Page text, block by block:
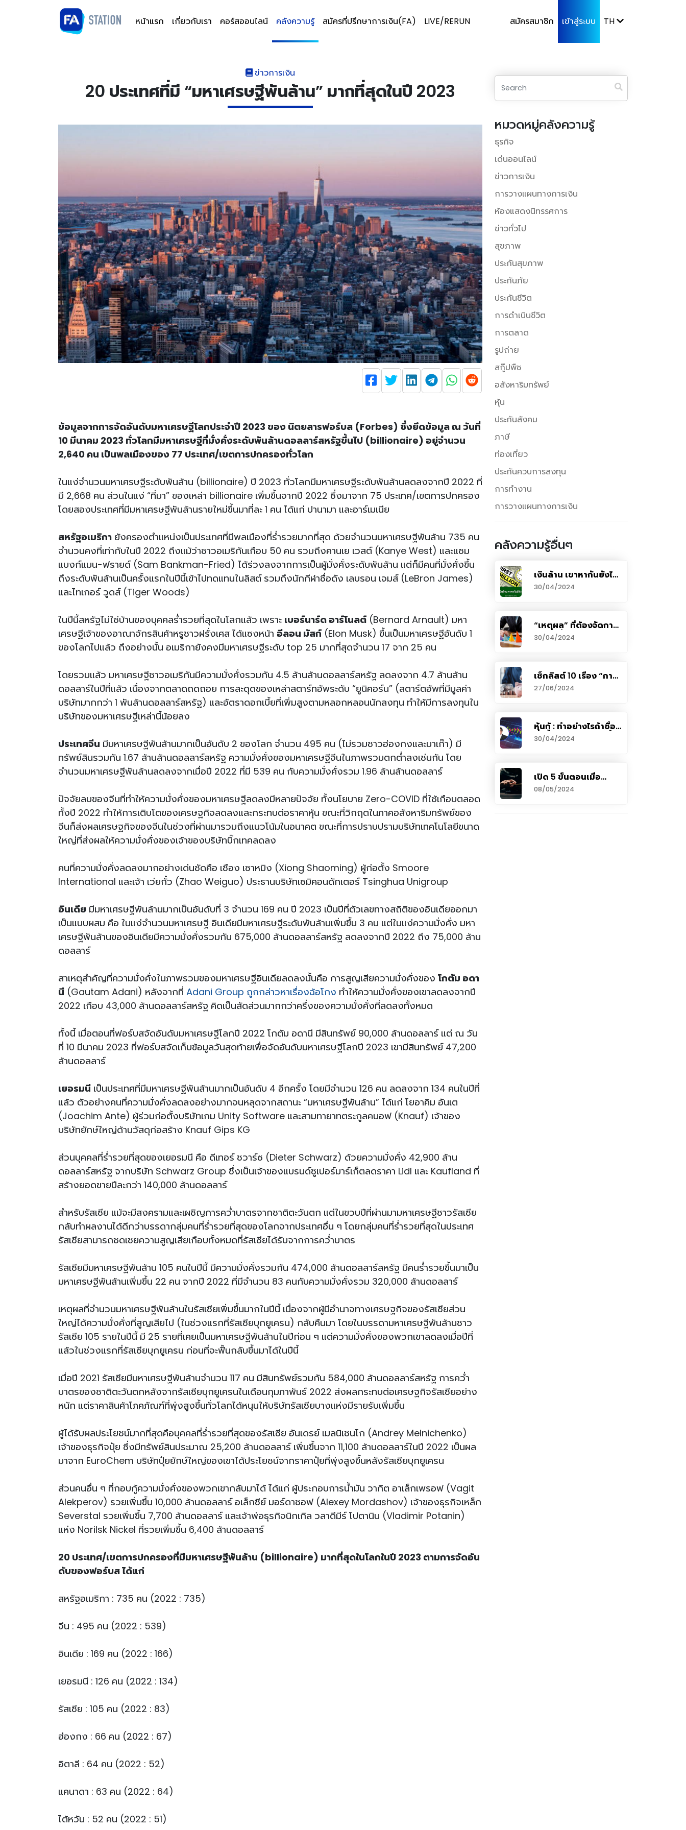
หน้าแรก เกี่ยวกับเรา คอร์สออนไลน์ คลังความรู้ สมัครที่ปรึกษาการเงิน(FA) LIVE/RERUN สมัครสมาชิก เข้าสู่ระบบ TH
ข่าวการเงิน
20 ประเทศที่มี “มหาเศรษฐีพันล้าน” มากที่สุดในปี 2023
ข้อมูลจากการจัดอันดับมหาเศรษฐีโลกประจำปี 2023 ของ นิตยสารฟอร์บส (Forbes) ซึ่งยึดข้อมูล ณ วันที่
10 มีนาคม 2023 ทั่วโลกมีมหาเศรษฐีที่มั่งคั่งระดับพันล้านดอลลาร์สหรัฐขึ้นไป (billionaire) อยู่จำนวน
2,640 คน เป็นพลเมืองของ 77 ประเทศ/เขตการปกครองทั่วโลก
ในแง่จำนวนมหาเศรษฐีระดับพันล้าน (billionaire) ปี 2023 ทั่วโลกมีมหาเศรษฐีระดับพันล้านลดลงจากปี 2022 ที่
มี 2,668 คน ส่วนในแง่ “ที่มา” ของเหล่า billionaire เพิ่มขึ้นจากปี 2022 ซึ่งมาจาก 75 ประเทศ/เขตการปกครอง
โดยสองประเทศที่มีมหาเศรษฐีพันล้านรายใหม่ขึ้นมาที่ละ 1 คน ได้แก่ ปานามา และอาร์เมเนีย
สหรัฐอเมริกา ยังครองตำแหน่งเป็นประเทศที่มีพลเมืองที่ร่ำรวยมากที่สุด ด้วยจำนวนมหาเศรษฐีพันล้าน 735 คน
จำนวนคงที่เท่ากับในปี 2022 ถึงแม้ว่าชาวอเมริกันเกือบ 50 คน รวมถึงคานเย เวสต์ (Kanye West) และแซม
แบงก์แมน-ฟรายด์ (Sam Bankman-Fried) ได้ร่วงลงจากการเป็นผู้มั่งคั่งระดับพันล้าน แต่ก็มีคนที่มั่งคั่งขึ้น
ถึงระดับพันล้านเป็นครั้งแรกในปีนี้เข้าไปทดแทนในลิสต์ รวมถึงนักกีฬาชื่อดัง เลบรอน เจมส์ (LeBron James)
และไทเกอร์ วูดส์ (Tiger Woods)
ในปีนี้สหรัฐไม่ใช่บ้านของบุคคลร่ำรวยที่สุดในโลกแล้ว เพราะ เบอร์นาร์ด อาร์โนลต์ (Bernard Arnault) มหา
เศรษฐีเจ้าของอาณาจักรสินค้าหรูชาวฝรั่งเศส ได้แซงหน้า อีลอน มัสก์ (Elon Musk) ขึ้นเป็นมหาเศรษฐีอันดับ 1
ของโลกไปแล้ว ถึงอย่างนั้น อเมริกายังคงมีมหาเศรษฐีระดับ top 25 มากที่สุดจำนวน 17 จาก 25 คน
โดยรวมแล้ว มหาเศรษฐีชาวอเมริกันมีความมั่งคั่งรวมกัน 4.5 ล้านล้านดอลลาร์สหรัฐ ลดลงจาก 4.7 ล้านล้าน
ดอลลาร์ในปีที่แล้ว เนื่องจากตลาดถดถอย การสะดุดของเหล่าสตาร์ทอัพระดับ “ยูนิคอร์น” (สตาร์ตอัพที่มี​​มูลค่า
บริษัทมากกว่า 1 พันล้านดอลลาร์สหรัฐ) และอัตราดอกเบี้ยที่เพิ่มสูงตามหลอกหลอนนักลงทุน ทำให้มีการลงทุนใน
บริษัทของมหาเศรษฐีเหล่านี้น้อยลง
ประเทศจีน มีมหาเศรษฐีพันล้านมากเป็นอันดับ 2 ของโลก จำนวน 495 คน (ไม่รวมชาวฮ่องกงและมาเก๊า) มี
ทรัพย์สินรวมกัน 1.67 ล้านล้านดอลลาร์สหรัฐ ความมั่งคั่งของมหาเศรษฐีจีนในภาพรวมตกต่ำลงเช่นกัน โดย
จำนวนมหาเศรษฐีพันล้านลดลงจากเมื่อปี 2022 ที่มี 539 คน กับความมั่งคั่งรวม 1.96 ล้านล้านดอลลาร์
ปัจจัยลบของจีนที่ทำให้ความมั่งคั่งของมหาเศรษฐีลดลงมีหลายปัจจัย ทั้งนโยบาย Zero-COVID ที่ใช้เกือบตลอด
ทั้งปี 2022 ทำให้การเติบโตของเศรษฐกิจลดลงและกระทบต่อราคาหุ้น ขณะที่วิกฤตในภาคอสังหาริมทรัพย์ของ
จีนก็ส่งผลเศรษฐกิจของจีนในช่วงที่ผ่านมารวมถึงแนวโน้มในอนาคต ขณะที่การปราบปรามบริษัทเทคโนโลยีขนาด
ใหญ่ที่ส่งผลให้ความมั่งคั่งของเจ้าของบริษัทบิ๊กเทคลดลง
คนที่ความมั่งคั่งลดลงมากอย่างเด่นชัดคือ เชือง เซาหมิง (Xiong Shaoming) ผู้ก่อตั้ง Smoore
International และเจ้า เว่ยกั๋ว (Zhao Weiguo) ประธานบริษัทเซมิคอนดักเตอร์ Tsinghua Unigroup
อินเดีย มีมหาเศรษฐีพันล้านมากเป็นอันดับที่ 3 จำนวน 169 คน ปี 2023 เป็นปีที่ตัวเลขทางสถิติของอินเดียออกมา
เป็นแบบผสม คือ ในแง่จำนวนมหาเศรษฐี อินเดียมีมหาเศรษฐีระดับพันล้านเพิ่มขึ้น 3 คน แต่ในแง่ความมั่งคั่ง มหา
เศรษฐีพันล้านของอินเดียมีความมั่งคั่งรวมกัน 675,000 ล้านดอลลาร์สหรัฐ ลดลงจากปี 2022 ถึง 75,000 ล้าน
ดอลลาร์
สาเหตุสำคัญที่ความมั่งคั่งในภาพรวมของมหาเศรษฐีอินเดียลดลงนั้นคือ การสูญเสียความมั่งคั่งของ โกตัม อดา
นี (Gautam Adani) หลังจากที่ Adani Group ถูกกล่าวหาเรื่องฉ้อโกง ทำให้ความมั่งคั่งของเขาลดลงจากปี
2022 เกือบ 43,000 ล้านดอลลาร์สหรัฐ คิดเป็นสัดส่วนมากกว่าครึ่งของความมั่งคั่งที่ลดลงทั้งหมด
ทั้งนี้ เมื่อตอนที่ฟอร์บสจัดอันดับมหาเศรษฐีโลกปี 2022 โกตัม อดานี มีสินทรัพย์ 90,000 ล้านดอลลาร์ แต่ ณ วัน
ที่ 10 มีนาคม 2023 ที่ฟอร์บสจัดเก็บข้อมูลวันสุดท้ายเพื่อจัดอันดับมหาเศรษฐีโลกปี 2023 เขามีสินทรัพย์ 47,200
ล้านดอลลาร์
เยอรมนี เป็นประเทศที่มีมหาเศรษฐีพันล้านมากเป็นอันดับ 4 อีกครั้ง โดยมีจำนวน 126 คน ลดลงจาก 134 คนในปีที่
แล้ว ตัวอย่างคนที่ความมั่งคั่งลดลงอย่างมากจนหลุดจากสถานะ “มหาเศรษฐีพันล้าน” ได้แก่ โยอาคิม อันเต
(Joachim Ante) ผู้ร่วมก่อตั้งบริษัทเกม Unity Software และสามทายาทตระกูลคนอฟ (Knauf) เจ้าของ
บริษัทยักษ์ใหญ่ด้านวัสดุก่อสร้าง Knauf Gips KG
ส่วนบุคคลที่ร่ำรวยที่สุดของเยอรมนี คือ ดีเทอร์ ชวาร์ซ (Dieter Schwarz) ด้วยความมั่งคั่ง 42,900 ล้าน
ดอลลาร์สหรัฐ จากบริษัท Schwarz Group ซึ่งเป็นเจ้าของแบรนด์ซูเปอร์มาร์เก็ตลดราคา Lidl และ Kaufland ที่
สร้างยอดขายปีละกว่า 140,000 ล้านดอลลาร์
สำหรับรัสเซีย แม้จะมีสงครามและเผชิญการคว่ำบาตรจากชาติตะวันตก แต่ในขวบปีที่ผ่านมามหาเศรษฐีชาวรัสเซีย
กลับทำผลงานได้ดีกว่าบรรดากลุ่มคนที่ร่ำรวยที่สุดของโลกจากประเทศอื่น ๆ โดยกลุ่มคนที่ร่ำรวยที่สุดในประเทศ
รัสเซียสามารถชดเชยความสูญเสียเกือบทั้งหมดที่รัสเซียได้รับจากการคว่ำบาตร
รัสเซียมีมหาเศรษฐีพันล้าน 105 คนในปีนี้ มีความมั่งคั่งรวมกัน 474,000 ล้านดอลลาร์สหรัฐ มีคนร่ำรวยขึ้นมาเป็น
มหาเศรษฐีพันล้านเพิ่มขึ้น 22 คน จากปี 2022 ที่มีจำนวน 83 คนกับความมั่งคั่งรวม 320,000 ล้านดอลลาร์
เหตุผลที่จำนวนมหาเศรษฐีพันล้านในรัสเซียเพิ่มขึ้นมากในปีนี้ เนื่องจากผู้มีอำนาจทางเศรษฐกิจของรัสเซียส่วน
ใหญ่ได้ความมั่งคั่งที่สูญเสียไป (ในช่วงแรกที่รัสเซียบุกยูเครน) กลับคืนมา โดยในบรรดามหาเศรษฐีพันล้านชาว
รัสเซีย 105 รายในปีนี้ มี 25 รายที่เคยเป็นมหาเศรษฐีพันล้านในปีก่อน ๆ แต่ความมั่งคั่งของพวกเขาลดลงเมื่อปีที่
แล้วในช่วงแรกที่รัสเซียบุกยูเครน ก่อนที่จะฟื้นกลับขึ้นมาได้ในปีนี้
เมื่อปี 2021 รัสเซียมีมหาเศรษฐีพันล้านจำนวน 117 คน มีสินทรัพย์รวมกัน 584,000 ล้านดอลลาร์สหรัฐ การคว่ำ
บาตรของชาติตะวันตกหลังจากรัสเซียบุกยูเครนในเดือนกุมภาพันธ์ 2022 ส่งผลกระทบต่อเศรษฐกิจรัสเซียอย่าง
หนัก แต่ราคาสินค้าโภคภัณฑ์ที่พุ่งสูงขึ้นทั่วโลกได้หนุนให้บริษัทรัสเซียบางแห่งมีรายรับเพิ่มขึ้น
ผู้ได้รับผลประโยชน์มากที่สุดคือบุคคลที่ร่ำรวยที่สุดของรัสเซีย อันเดรย์ เมลนิเชนโก (Andrey Melnichenko)
เจ้าของธุรกิจปุ๋ย ซึ่งมีทรัพย์สินประมาณ 25,200 ล้านดอลลาร์ เพิ่มขึ้นจาก 11,100 ล้านดอลลาร์ในปี 2022 เป็นผล
มาจาก EuroChem บริษัทปุ๋ยยักษ์ใหญ่ของเขาได้ประโยชน์จากราคาปุ๋ยที่พุ่งสูงขึ้นหลังรัสเซียบุกยูเครน
ส่วนคนอื่น ๆ ที่กอบกู้ความมั่งคั่งของพวกเขากลับมาได้ ได้แก่ ผู้ประกอบการน้ำมัน วากิต อาเล็กเพรอฟ (Vagit
Alekperov) รวยเพิ่มขึ้น 10,000 ล้านดอลลาร์ อเล็กซีย์ มอร์ดาชอฟ (Alexey Mordashov) เจ้าของธุรกิจเหล็ก
Severstal รวยเพิ่มขึ้น 7,700 ล้านดอลลาร์ และเจ้าพ่อธุรกิจนิกเกิล วลาดีมีร์ โปตานิน (Vladimir Potanin)
แห่ง Norilsk Nickel ที่รวยเพิ่มขึ้น 6,400 ล้านดอลลาร์
20 ประเทศ/เขตการปกครองที่มีมหาเศรษฐีพันล้าน (billionaire) มากที่สุดในโลกในปี 2023 ตามการจัดอัน
ดับของฟอร์บส ได้แก่
สหรัฐอเมริกา : 735 คน (2022 : 735)
จีน : 495 คน (2022 : 539)
อินเดีย : 169 คน (2022 : 166)
เยอรมนี : 126 คน (2022 : 134)
รัสเซีย : 105 คน (2022 : 83)
ฮ่องกง : 66 คน (2022 : 67)
อิตาลี : 64 คน (2022 : 52)
แคนาดา : 63 คน (2022 : 64)
ไต้หวัน : 52 คน (2022 : 51)
หมวดหมู่คลังความรู้
ธุรกิจ
เด่นออนไลน์
ข่าวการเงิน
การวางแผนทางการเงิน
ห้องแสดงนิทรรศการ
ข่าวทั่วไป
สุขภาพ
ประกันสุขภาพ
ประกันภัย
ประกันชีวิต
การดำเนินชีวิต
การตลาด
รูปถ่าย
สกู๊ปพืช
อสังหาริมทรัพย์
หุ้น
ประกันสังคม
ภาษี
ท่องเที่ยว
ประกันควบการลงทุน
การทำงาน
การวางแผนทางการเงิน
คลังความรู้อื่นๆ
เงินล้าน เขาหากันยังไง
?
30/04/2024
“เหตุผล” ที่ต้องจัดการ
ความเสี่ยงด้านการ
ลงทุน
30/04/2024
เช็กลิสต์ 10 เรื่อง “การ
เงิน“ น่ารู้ก่อนอายุ 30 ปี
27/06/2024
หุ้นกู้ : ทำอย่างไรถ้าซื้อ
ไว้แล้ว ผิดนัดชำระหนี้ ?
30/04/2024
เปิด 5 ขั้นตอนเมื่อ
หลงกลโอนเงินให้
มิจฉาชีพแล้วต้องทำ
08/05/2024